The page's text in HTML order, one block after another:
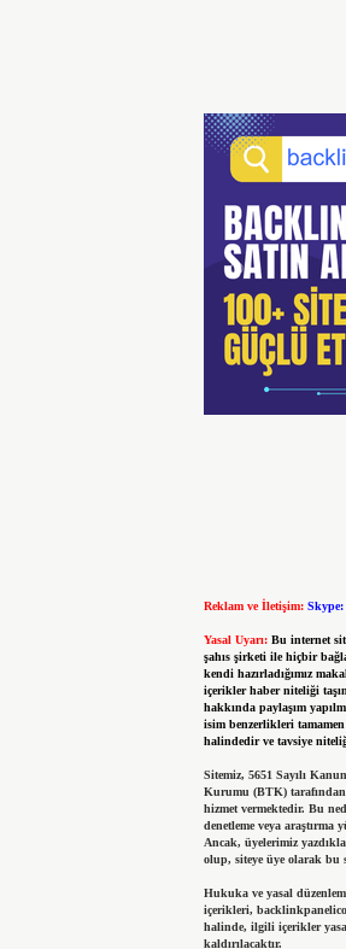
Reklam ve İletişim: Skype:
Yasal Uyarı: Bu internet
şahıs şirketi ile hiçbir
kendi hazırladığımız
içerikler haber niteliği
hakkında paylaşım
isim benzerlikleri
halindedir ve tavsiye
Sitemiz, 5651 Sayılı
Kurumu (BTK) tarafından
hizmet vermektedir. Bu
denetleme veya
Ancak, üyelerimiz
olup, siteye üye olarak bu
Hukuka ve yasal
içerikleri,
halinde, ilgili içerikler
kaldırılacaktır.